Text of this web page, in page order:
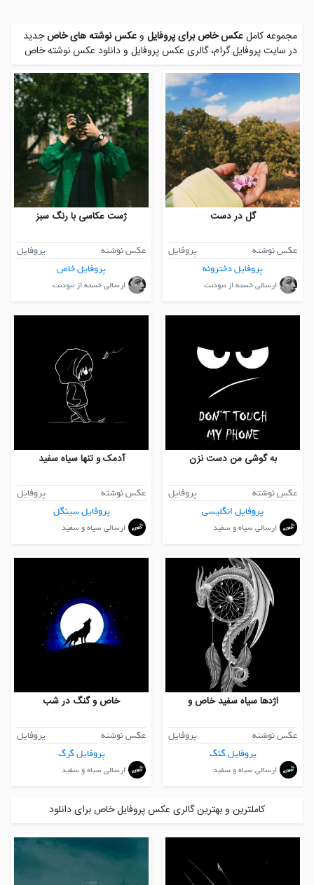
مجموعه کاملعکس خاص برای پروفایل وعکس نوشته های خاصجدید
در سایت پروفایل گرام، گالری عکس پروفایل ودانلود عکس نوشته خاص
گل در دست
عکس نوشته
پروفایل
پروفایل دخترونه
ارسالی خسته از نبودنت
ژست عکاسی با رنگ سبز
عکس نوشته
پروفایل
پروفایل خاص
ارسالی خسته از نبودنت
به گوشی من دست نزن
عکس نوشته
پروفایل
پروفایل انگلیسی
ارسالی سیاه و سفید
آدمک و تنها سیاه سفید
عکس نوشته
پروفایل
پروفایل سینگل
ارسالی سیاه و سفید
اژدها سیاه سفید خاص و
عکس نوشته
پروفایل
پروفایل گنگ
ارسالی سیاه و سفید
خاص و گنگ در شب
عکس نوشته
پروفایل
پروفایل گرگ
ارسالی سیاه و سفید
کاملترین و بهترین گالری عکس پروفایل خاص برای دانلود